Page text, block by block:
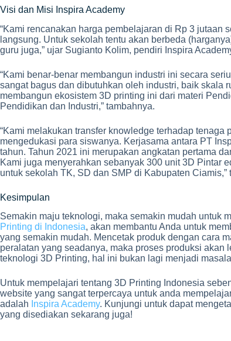
Visi dan Misi Inspira Academy
“Kami rencanakan harga pembelajaran di Rp 3 jutaan
langsung. Untuk sekolah tentu akan berbeda
guru juga,” ujar Sugianto Kolim, pendiri Inspira
“Kami benar-benar membangun industri ini secara
sangat bagus dan dibutuhkan oleh industri, baik skala
membangun ekosistem 3D printing ini dari materi
Pendidikan dan Industri,” tambahnya.
“Kami melakukan transfer knowledge terhadap
mengedukasi para siswanya. Kerjasama antara PT
tahun. Tahun 2021 ini merupakan angkatan pertama
Kami juga menyerahkan sebanyak 300 unit 3D Pintar
untuk sekolah TK, SD dan SMP di Kabupaten Ciamis,”
Kesimpulan
Semakin maju teknologi, maka semakin mudah untuk
Printing di Indonesia, akan membantu Anda untuk
yang semakin mudah. Mencetak produk dengan cara
peralatan yang seadanya, maka proses produksi
teknologi 3D Printing, hal ini bukan lagi menjadi
Untuk mempelajari tentang 3D Printing Indonesia
website yang sangat terpercaya untuk anda
adalah Inspira Academy. Kunjungi untuk dapat
yang disediakan sekarang juga!